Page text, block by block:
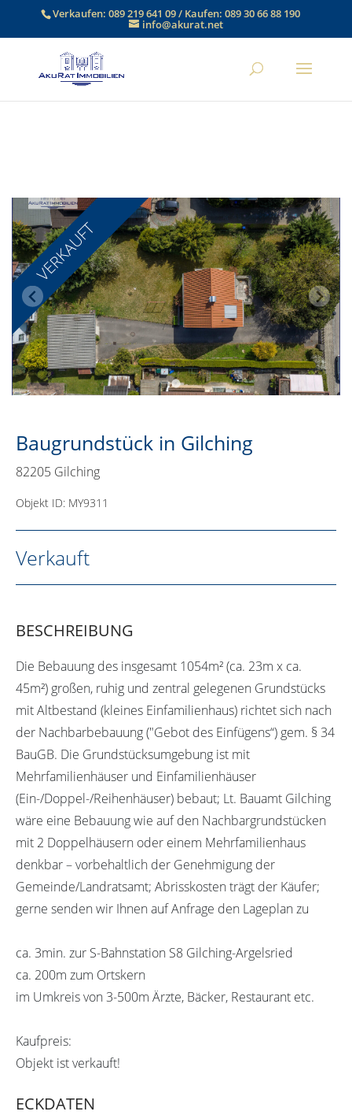
Verkaufen:089 219 641 09/ Kaufen:089 30 66 88 190
info@akurat.net
VERKAUFT
Baugrundstück in Gilching
82205 Gilching
Objekt ID: MY9311
Verkauft
BESCHREIBUNG
Die Bebauung des insgesamt 1054m² (ca. 23m x ca.
45m²) großen, ruhig und zentral gelegenen Grundstücks
mit Altbestand (kleines Einfamilienhaus) richtet sich nach
der Nachbarbebauung ("Gebot des Einfügens“) gem. § 34
BauGB. Die Grundstücksumgebung ist mit
Mehrfamilienhäuser und Einfamilienhäuser
(Ein-/Doppel-/Reihenhäuser) bebaut; Lt. Bauamt Gilching
wäre eine Bebauung wie auf den Nachbargrundstücken
mit 2 Doppelhäusern oder einem Mehrfamilienhaus
denkbar – vorbehaltlich der Genehmigung der
Gemeinde/Landratsamt; Abrisskosten trägt der Käufer;
gerne senden wir Ihnen auf Anfrage den Lageplan zu
ca. 3min. zur S-Bahnstation S8 Gilching-Argelsried
ca. 200m zum Ortskern
im Umkreis von 3-500m Ärzte, Bäcker, Restaurant etc.
Kaufpreis:
Objekt ist verkauft!
ECKDATEN